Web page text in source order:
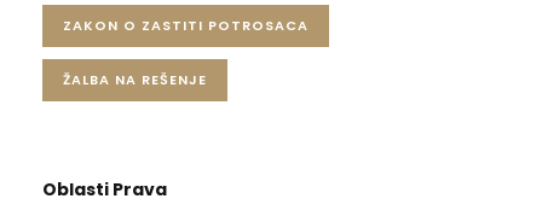
ZAKON O ZASTITI POTROSACA
ŽALBA NA REŠENJE
Oblasti Prava